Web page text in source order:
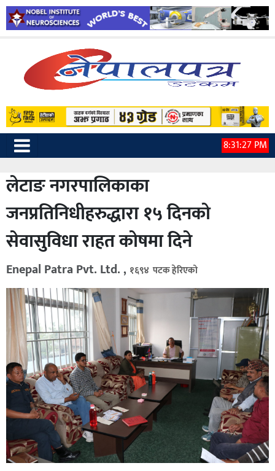
8:31:28 PM
लेटाङ नगरपालिकाका
जनप्रतिनिधीहरुद्धारा १५ दिनको
सेवासुविधा राहत कोषमा दिने
Enepal Patra Pvt. Ltd. , १६९४ पटक हेरिएको